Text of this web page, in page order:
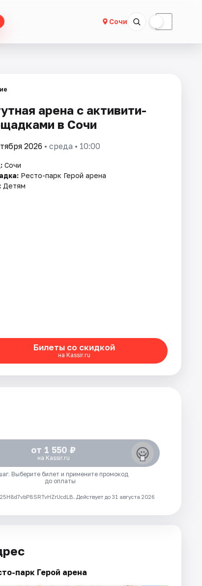
Сочи ☾
арена с активити-
в Сочи
2026 • среда • 10:00
Сочи
Ресто-парк Герой арена
Детям
Билеты со скидкой
на Kassir.ru
от 1 550 ₽
на Kassir.ru
Выберите билет и примените промокод
до оплаты
Действует до 31 августа 2026
парк Герой арена